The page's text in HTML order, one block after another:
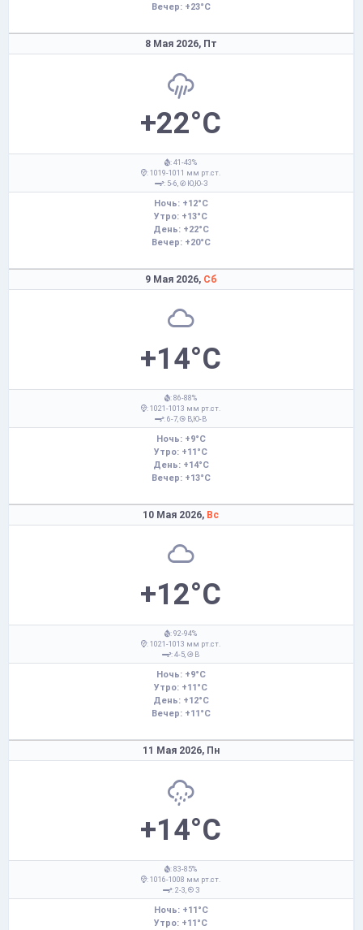
Вечер: +23°C
8 Мая 2026, Пт
+22°C
: 41-43%
: 1019-1011 мм рт.ст.
: 5-6,
Ю,Ю-З
Ночь: +12°C
Утро: +13°C
День: +22°C
Вечер: +20°C
9 Мая 2026, Сб
+14°C
: 86-88%
: 1021-1013 мм рт.ст.
: 6-7,
В,Ю-В
Ночь: +9°C
Утро: +11°C
День: +14°C
Вечер: +13°C
10 Мая 2026, Вс
+12°C
: 92-94%
: 1021-1013 мм рт.ст.
: 4-5,
В
Ночь: +9°C
Утро: +11°C
День: +12°C
Вечер: +11°C
11 Мая 2026, Пн
+14°C
: 83-85%
: 1016-1008 мм рт.ст.
: 2-3,
З
Ночь: +11°C
Утро: +11°C